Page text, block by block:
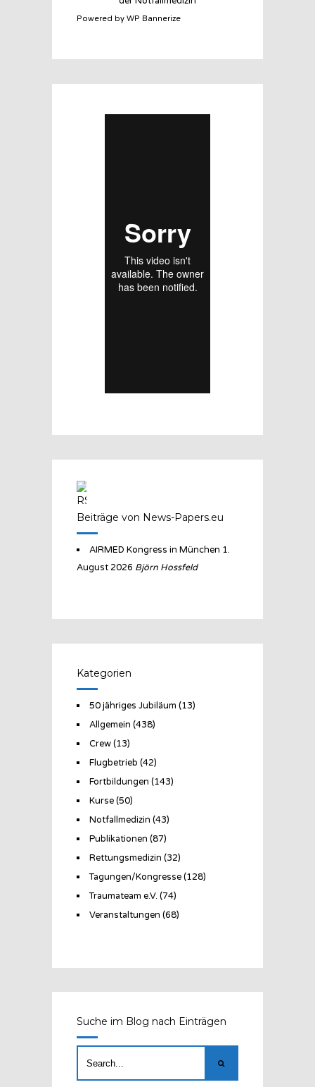
Powered by WP Bannerize
Beiträge von News-Papers.eu
AIRMED Kongress in München 1.
August 2026 Björn Hossfeld
Kategorien
50 jähriges Jubiläum (13)
Allgemein (438)
Crew(13)
Flugbetrieb (42)
Fortbildungen (143)
Kurse(50)
Notfallmedizin (43)
Publikationen (87)
Rettungsmedizin (32)
Tagungen/Kongresse(128)
Traumateam e.V. (74)
Veranstaltungen (68)
Suche im Blog nach Einträgen